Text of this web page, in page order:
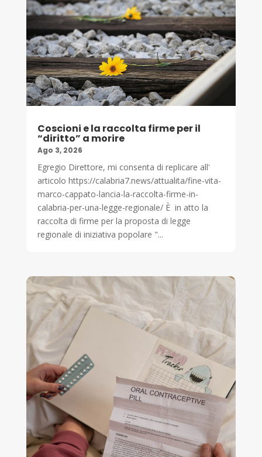
Coscioni e la raccolta firme per il
“diritto” a morire
Ago 3, 2026
Egregio Direttore, mi consenta di replicare all'
articolo https://calabria7.news/attualita/fine-vita-
marco-cappato-lancia-la-raccolta-firme-in-
calabria-per-una-legge-regionale/ È in atto la
raccolta di firme per la proposta di legge
regionale di iniziativa popolare "...